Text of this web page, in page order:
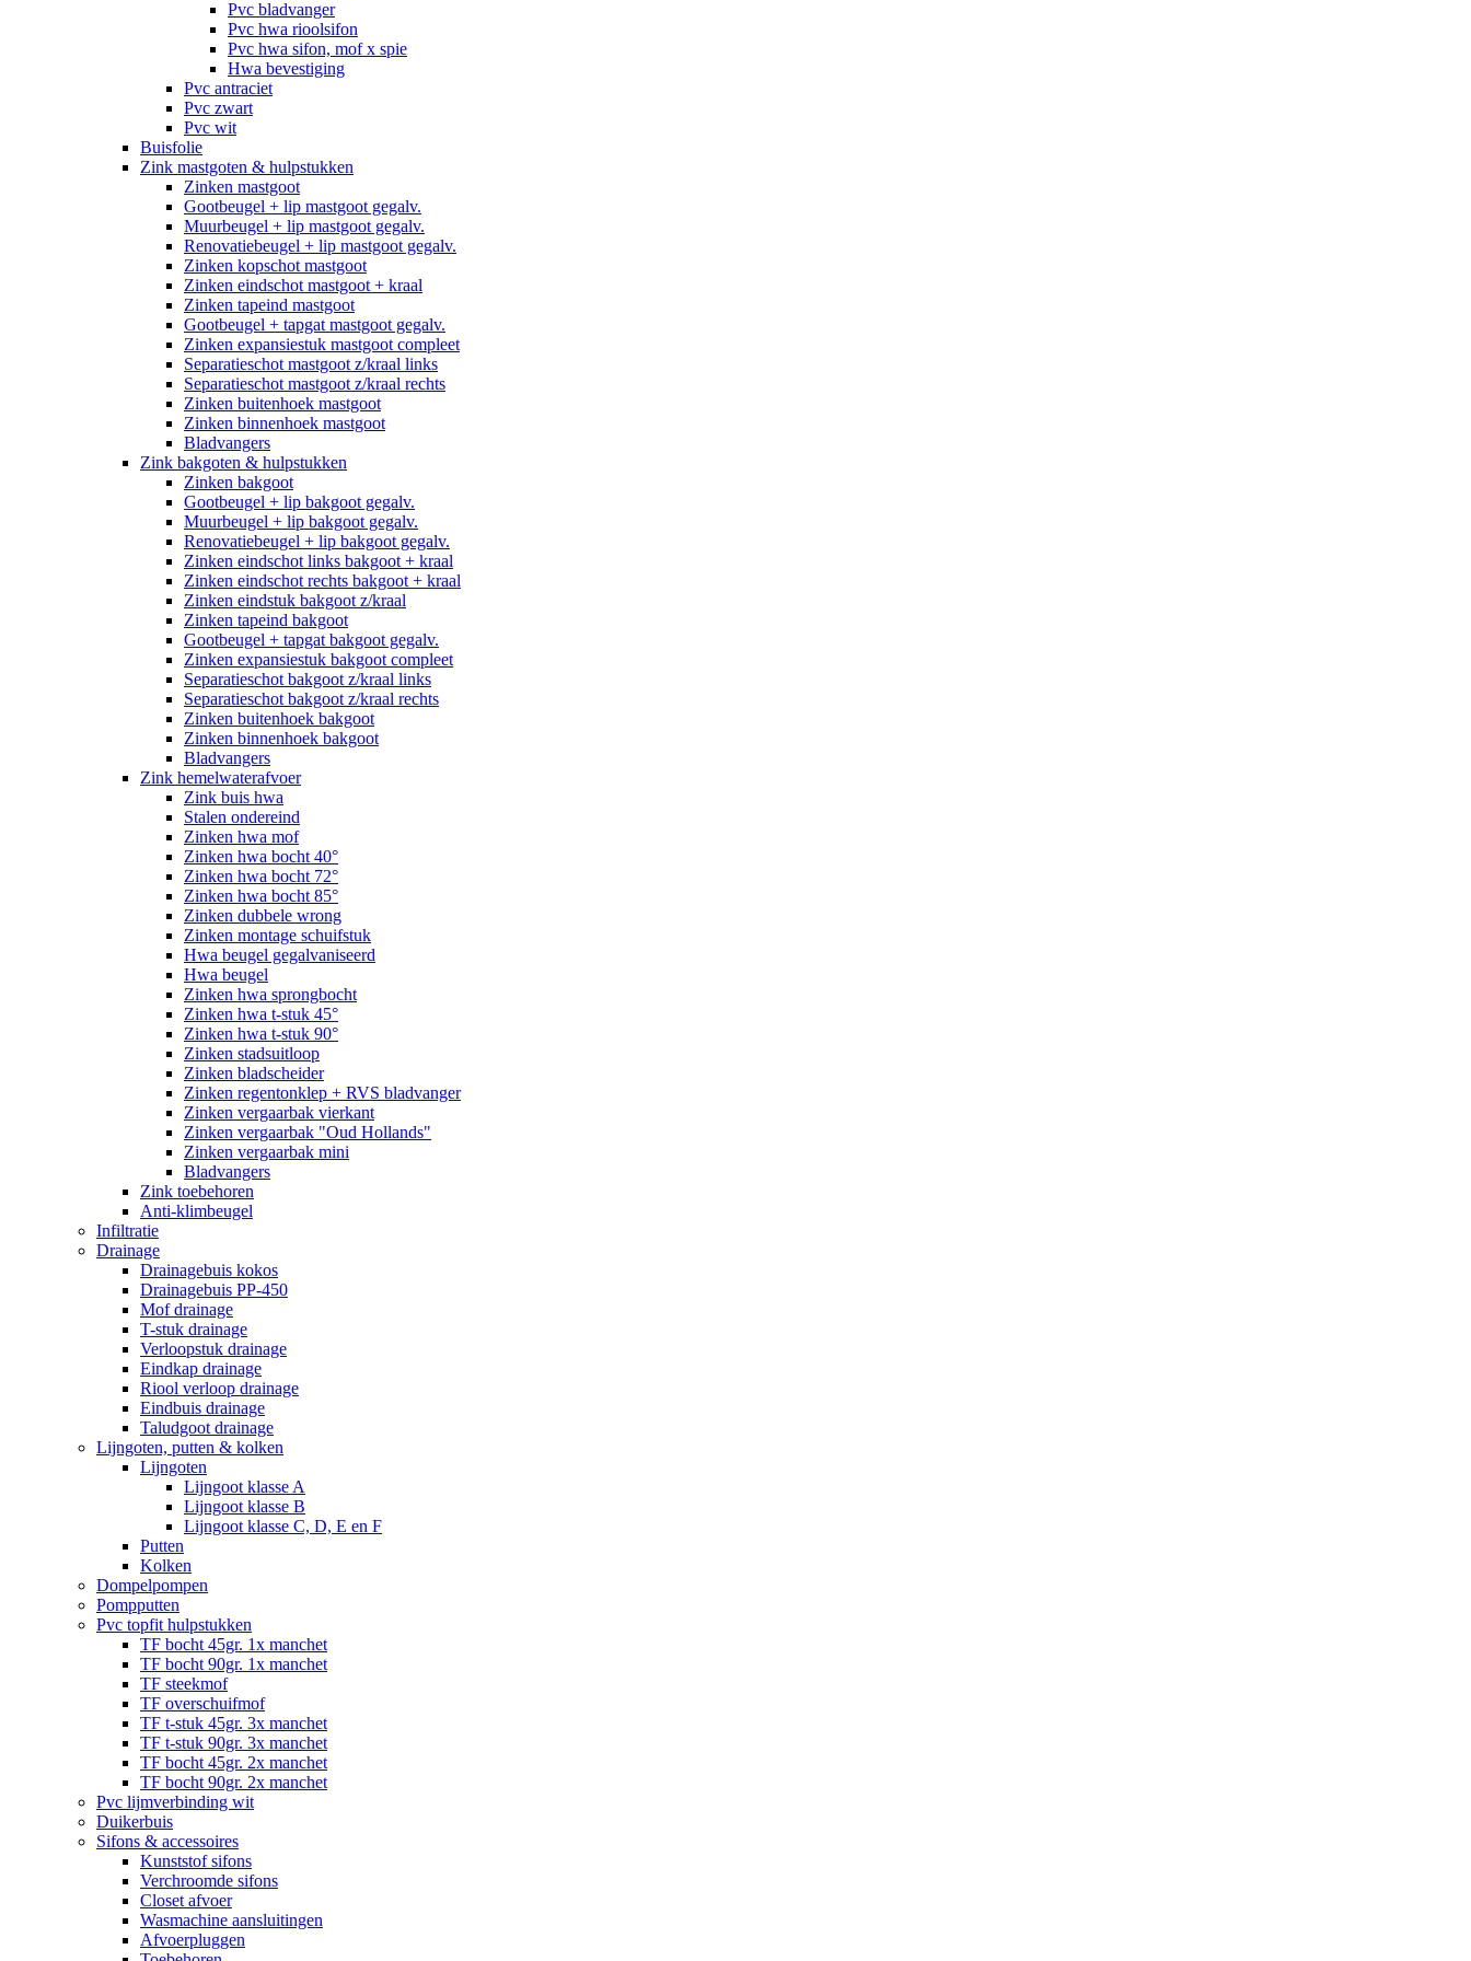
Pvc bladvanger
Pvc hwa rioolsifon
Pvc hwa sifon, mof x spie
Hwa bevestiging
Pvc antraciet
Pvc zwart
Pvc wit
Buisfolie
Zink mastgoten & hulpstukken
Zinken mastgoot
Gootbeugel + lip mastgoot gegalv.
Muurbeugel + lip mastgoot gegalv.
Renovatiebeugel + lip mastgoot gegalv.
Zinken kopschot mastgoot
Zinken eindschot mastgoot + kraal
Zinken tapeind mastgoot
Gootbeugel + tapgat mastgoot gegalv.
Zinken expansiestuk mastgoot compleet
Separatieschot mastgoot z/kraal links
Separatieschot mastgoot z/kraal rechts
Zinken buitenhoek mastgoot
Zinken binnenhoek mastgoot
Bladvangers
Zink bakgoten & hulpstukken
Zinken bakgoot
Gootbeugel + lip bakgoot gegalv.
Muurbeugel + lip bakgoot gegalv.
Renovatiebeugel + lip bakgoot gegalv.
Zinken eindschot links bakgoot + kraal
Zinken eindschot rechts bakgoot + kraal
Zinken eindstuk bakgoot z/kraal
Zinken tapeind bakgoot
Gootbeugel + tapgat bakgoot gegalv.
Zinken expansiestuk bakgoot compleet
Separatieschot bakgoot z/kraal links
Separatieschot bakgoot z/kraal rechts
Zinken buitenhoek bakgoot
Zinken binnenhoek bakgoot
Bladvangers
Zink hemelwaterafvoer
Zink buis hwa
Stalen ondereind
Zinken hwa mof
Zinken hwa bocht 40°
Zinken hwa bocht 72°
Zinken hwa bocht 85°
Zinken dubbele wrong
Zinken montage schuifstuk
Hwa beugel gegalvaniseerd
Hwa beugel
Zinken hwa sprongbocht
Zinken hwa t-stuk 45°
Zinken hwa t-stuk 90°
Zinken stadsuitloop
Zinken bladscheider
Zinken regentonklep + RVS bladvanger
Zinken vergaarbak vierkant
Zinken vergaarbak "Oud Hollands"
Zinken vergaarbak mini
Bladvangers
Zink toebehoren
Anti-klimbeugel
Infiltratie
Drainage
Drainagebuis kokos
Drainagebuis PP-450
Mof drainage
T-stuk drainage
Verloopstuk drainage
Eindkap drainage
Riool verloop drainage
Eindbuis drainage
Taludgoot drainage
Lijngoten, putten & kolken
Lijngoten
Lijngoot klasse A
Lijngoot klasse B
Lijngoot klasse C, D, E en F
Putten
Kolken
Dompelpompen
Pompputten
Pvc topfit hulpstukken
TF bocht 45gr. 1x manchet
TF bocht 90gr. 1x manchet
TF steekmof
TF overschuifmof
TF t-stuk 45gr. 3x manchet
TF t-stuk 90gr. 3x manchet
TF bocht 45gr. 2x manchet
TF bocht 90gr. 2x manchet
Pvc lijmverbinding wit
Duikerbuis
Sifons & accessoires
Kunststof sifons
Verchroomde sifons
Closet afvoer
Wasmachine aansluitingen
Afvoerpluggen